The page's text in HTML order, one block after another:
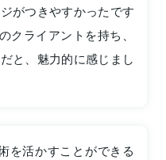
がつきやすかったです
クライアントを持ち、
と、魅力的に感じまし
を活かすことができる